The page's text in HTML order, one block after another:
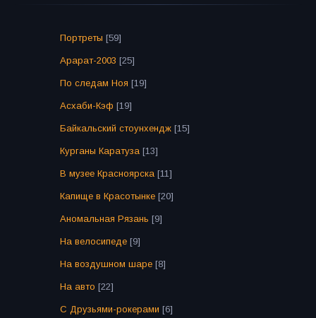
Портреты [59]
Арарат-2003 [25]
По следам Ноя [19]
Асхаби-Кэф [19]
Байкальский стоунхендж [15]
Курганы Каратуза [13]
В музее Красноярска [11]
Капище в Красотынке [20]
Аномальная Рязань [9]
На велосипеде [9]
На воздушном шаре [8]
На авто [22]
С Друзьями-рокерами [6]